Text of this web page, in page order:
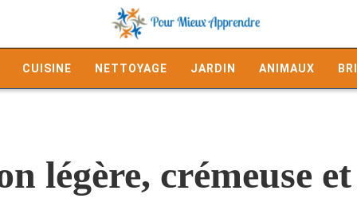
CUISINE NETTOYAGE JARDIN ANIMAUX
légère, crémeuse